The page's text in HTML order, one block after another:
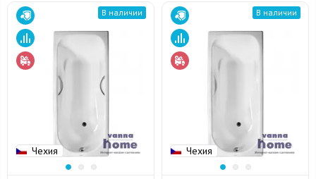
Чехия
В наличии
Чехия
В наличии